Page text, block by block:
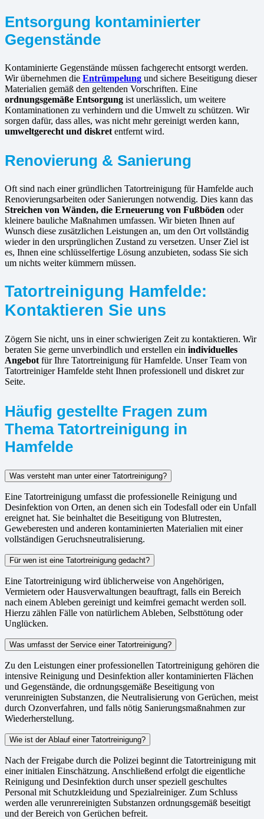
Entsorgung kontaminierter
Gegenstände
Kontaminierte Gegenstände müssen fachgerecht entsorgt werden.
Wir übernehmen die Entrümpelung und sichere Beseitigung dieser
Materialien gemäß den geltenden Vorschriften. Eine
ordnungsgemäße Entsorgung ist unerlässlich, um weitere
Kontaminationen zu verhindern und die Umwelt zu schützen. Wir
sorgen dafür, dass alles, was nicht mehr gereinigt werden kann,
umweltgerecht und diskret entfernt wird.
Renovierung & Sanierung
Oft sind nach einer gründlichen Tatortreinigung für Hamfelde auch
Renovierungsarbeiten oder Sanierungen notwendig. Dies kann das
Streichen von Wänden, die Erneuerung von Fußböden oder
kleinere bauliche Maßnahmen umfassen. Wir bieten Ihnen auf
Wunsch diese zusätzlichen Leistungen an, um den Ort vollständig
wieder in den ursprünglichen Zustand zu versetzen. Unser Ziel ist
es, Ihnen eine schlüsselfertige Lösung anzubieten, sodass Sie sich
um nichts weiter kümmern müssen.
Tatortreinigung Hamfelde:
Kontaktieren Sie uns
Zögern Sie nicht, uns in einer schwierigen Zeit zu kontaktieren. Wir
beraten Sie gerne unverbindlich und erstellen ein individuelles
Angebot für Ihre Tatortreinigung für Hamfelde. Unser Team von
Tatortreiniger Hamfelde steht Ihnen professionell und diskret zur
Seite.
Häufig gestellte Fragen zum
Thema Tatortreinigung in
Hamfelde
Was versteht man unter einer Tatortreinigung?
Eine Tatortreinigung umfasst die professionelle Reinigung und
Desinfektion von Orten, an denen sich ein Todesfall oder ein Unfall
ereignet hat. Sie beinhaltet die Beseitigung von Blutresten,
Geweberesten und anderen kontaminierten Materialien mit einer
vollständigen Geruchsneutralisierung.
Für wen ist eine Tatortreinigung gedacht?
Eine Tatortreinigung wird üblicherweise von Angehörigen,
Vermietern oder Hausverwaltungen beauftragt, falls ein Bereich
nach einem Ableben gereinigt und keimfrei gemacht werden soll.
Hierzu zählen Fälle von natürlichem Ableben, Selbsttötung oder
Unglücken.
Was umfasst der Service einer Tatortreinigung?
Zu den Leistungen einer professionellen Tatortreinigung gehören die
intensive Reinigung und Desinfektion aller kontaminierten Flächen
und Gegenstände, die ordnungsgemäße Beseitigung von
verunreinigten Substanzen, die Neutralisierung von Gerüchen, meist
durch Ozonverfahren, und falls nötig Sanierungsmaßnahmen zur
Wiederherstellung.
Wie ist der Ablauf einer Tatortreinigung?
Nach der Freigabe durch die Polizei beginnt die Tatortreinigung mit
einer initialen Einschätzung. Anschließend erfolgt die eigentliche
Reinigung und Desinfektion durch unser speziell geschultes
Personal mit Schutzkleidung und Spezialreiniger. Zum Schluss
werden alle verunrereinigten Substanzen ordnungsgemäß beseitigt
und der Bereich von Gerüchen befreit.